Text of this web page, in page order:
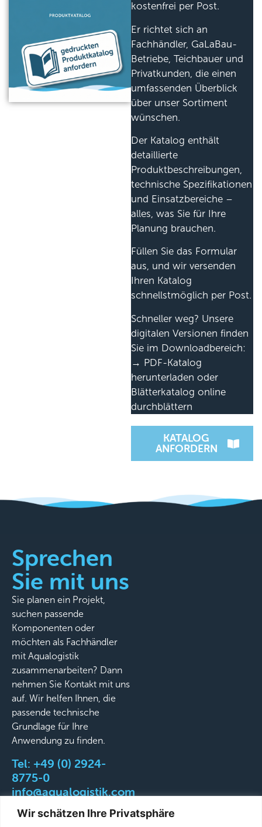
Wir schätzen Ihre Privatsphäre
kostenfrei per Post.
Er richtet sich an
Fachhändler, GaLaBau-
Betriebe, Teichbauer und
Privatkunden, die einen
umfassenden Überblick
über unser Sortiment
wünschen.
Der Katalog enthält
detaillierte
Produktbeschreibungen,
technische Spezifikationen
und Einsatzbereiche –
alles, was Sie für Ihre
Planung brauchen.
Füllen Sie das Formular
aus, und wir versenden
Ihren Katalog
schnellstmöglich per Post.
Schneller weg? Unsere
digitalen Versionen finden
Sie im Downloadbereich:
→ PDF-Katalog
herunterladen oder
Blätterkatalog online
durchblättern
KATALOG
ANFORDERN
Sprechen
Sie mit uns
Sie planen ein Projekt,
suchen passende
Komponenten oder
möchten als Fachhändler
mit Aqualogistik
zusammenarbeiten? Dann
nehmen Sie Kontakt mit uns
auf. Wir helfen Ihnen, die
passende technische
Grundlage für Ihre
Anwendung zu finden.
Tel: +49 (0) 2924-
8775-0
info@aqualogistik.com